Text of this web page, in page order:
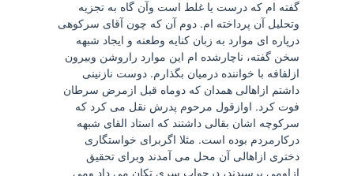
گفته ام که درست یا غلط است وآن گاه به تجزیه
وتحلیل آن پرداخته ام. دوم آن که چون آقای سرکوهی
درپاره ای موارد به زبان کنایه وطعنه و ایجاد شبهه
سخن گفته، ناچارشده ام این موارد راروشن وبیرون
ازلفافه با خواننده درمیان بگذارم. دوست نازنینی
داشتم ازاهالی همدان که دوماه قبل ازمرض سرطان
فوت کرد. اوازقول مرحوم پدرش نقل می کرد که
سرکوچه اشان بقالی داشتند که استاد القای شبهه
درکارمردم بوده است. مثلا اگربرای خواستگاری
دختری ازاهالی آن محل می آمدند وبرای تحقیق
ازاومی پرسیدند، درجواب سری تکان می داد ومی